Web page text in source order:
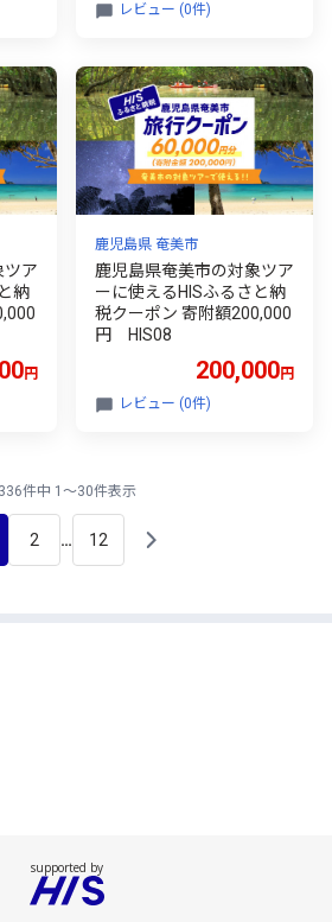
レビュー (0件)
ツア
納
円
鹿児島県 奄美市
鹿児島県奄美市の対象ツア
ーに使えるHISふるさと納
税クーポン 寄附額200,000
円 HIS08
200,000円
レビュー (0件)
336件中 1～30件表示
2 … 12